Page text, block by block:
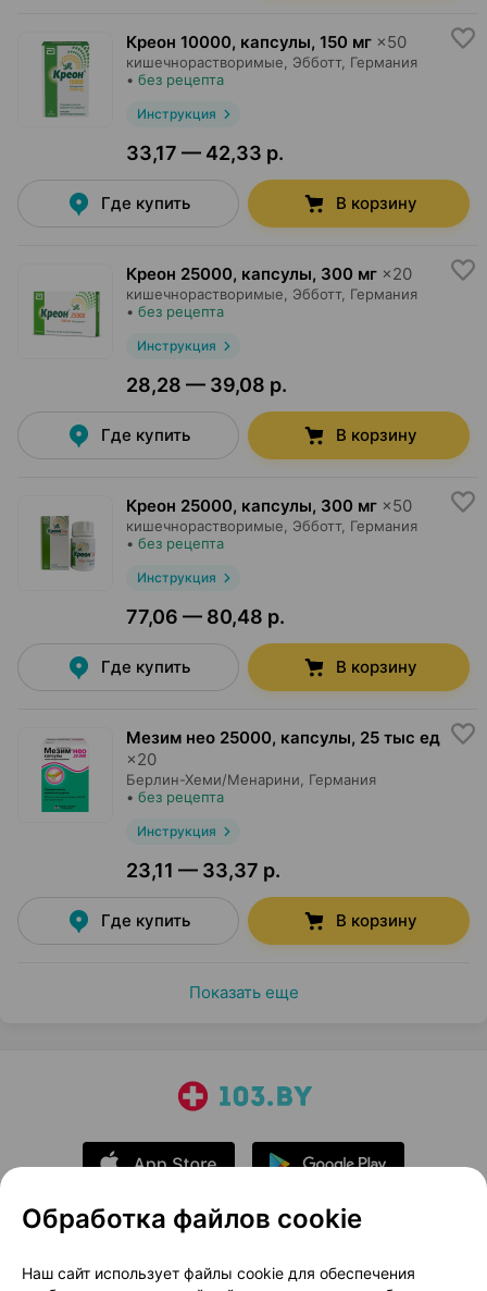
Креон 10000, капсулы, 150 мг ×50
кишечнорастворимые, Эбботт, Германия
• без рецепта
Инструкция
33,17 — 42,33 р.
Где купить В корзину
Креон 25000, капсулы, 300 мг ×20
кишечнорастворимые, Эбботт, Германия
• без рецепта
Инструкция
28,28 — 39,08 р.
Где купить В корзину
Креон 25000, капсулы, 300 мг ×50
кишечнорастворимые, Эбботт, Германия
• без рецепта
Инструкция
77,06 — 80,48 р.
Где купить В корзину
Мезим нео 25000, капсулы, 25 тыс ед
×20
Берлин-Хеми/Менарини, Германия
• без рецепта
Инструкция
23,11 — 33,37 р.
Где купить В корзину
Показать еще
О проекте Новости проекта
Обработка файлов cookie
Наш сайт использует файлы cookie для обеспечения